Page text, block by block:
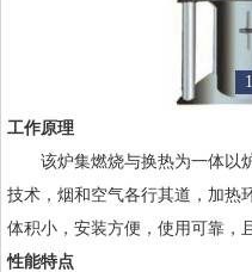
1
工作原理
该炉集燃烧与换热为一体以
技术，烟和空气各行其道，加热
体积小，安装方便，使用可靠，
性能特点